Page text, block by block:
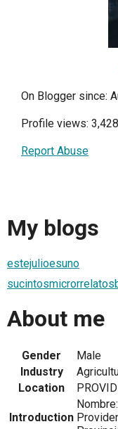
On Blogger since:
Profile views: 3,428
Report Abuse
My blogs
estejulioesuno
About me
Gender
Male
Industry
Location
Introduction